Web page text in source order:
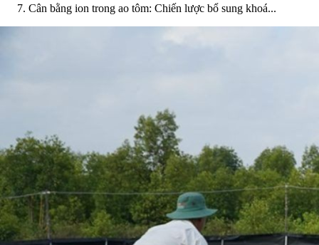
Cân bằng ion trong ao tôm: Chiến lược bổ sung khoá...